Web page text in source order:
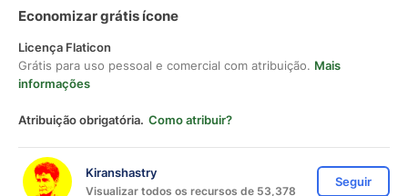
Economizar grátis ícone
Licença Flaticon
Grátis para uso pessoal e comercial com atribuição. Mais
informações
Atribuição obrigatória. Como atribuir?
Kiranshastry
Visualizar todos os recursos de 53,378
Seguir